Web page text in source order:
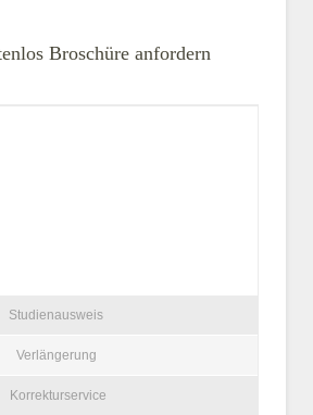
Broschüre anfordern
Studienausweis
Verlängerung
Korrekturservice